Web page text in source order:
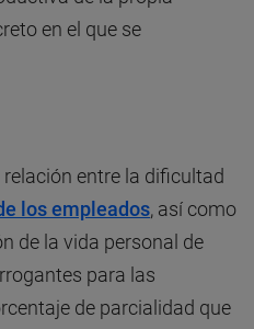
en el que se
entre la dificultad
los empleados, así como
de la vida personal de
para las
de parcialidad que